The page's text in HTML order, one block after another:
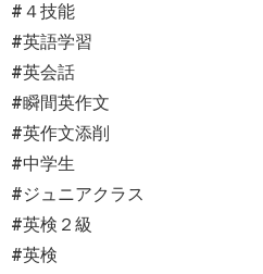
#４技能
#英語学習
#英会話
#瞬間英作文
#英作文添削
#中学生
#ジュニアクラス
#英検２級
#英検